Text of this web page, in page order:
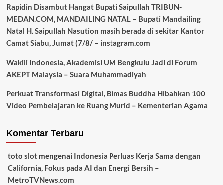
Rapidin Disambut Hangat Bupati Saipullah TRIBUN-
MEDAN.COM, MANDAILING NATAL – Bupati Mandailing
Natal H. Saipullah Nasution masih berada di sekitar Kantor
Camat Siabu, Jumat (7/8/ – instagram.com
Wakili Indonesia, Akademisi UM Bengkulu Jadi di Forum
AKEPT Malaysia – Suara Muhammadiyah
Perkuat Transformasi Digital, Bimas Buddha Hibahkan 100
Video Pembelajaran ke Ruang Murid – Kementerian Agama
Komentar Terbaru
toto slotmengenai Indonesia Perluas Kerja Sama dengan
California, Fokus pada AI dan Energi Bersih –
MetroTVNews.com